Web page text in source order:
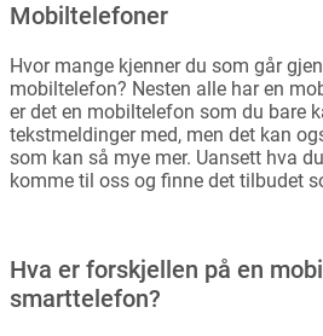
Mobiltelefoner
Hvor mange kjenner du som går
mobiltelefon? Nesten alle har en
er det en mobiltelefon som du bare
tekstmeldinger med, men det kan
som kan så mye mer. Uansett hva
komme til oss og finne det tilbudet
Hva er forskjellen på en
smarttelefon?